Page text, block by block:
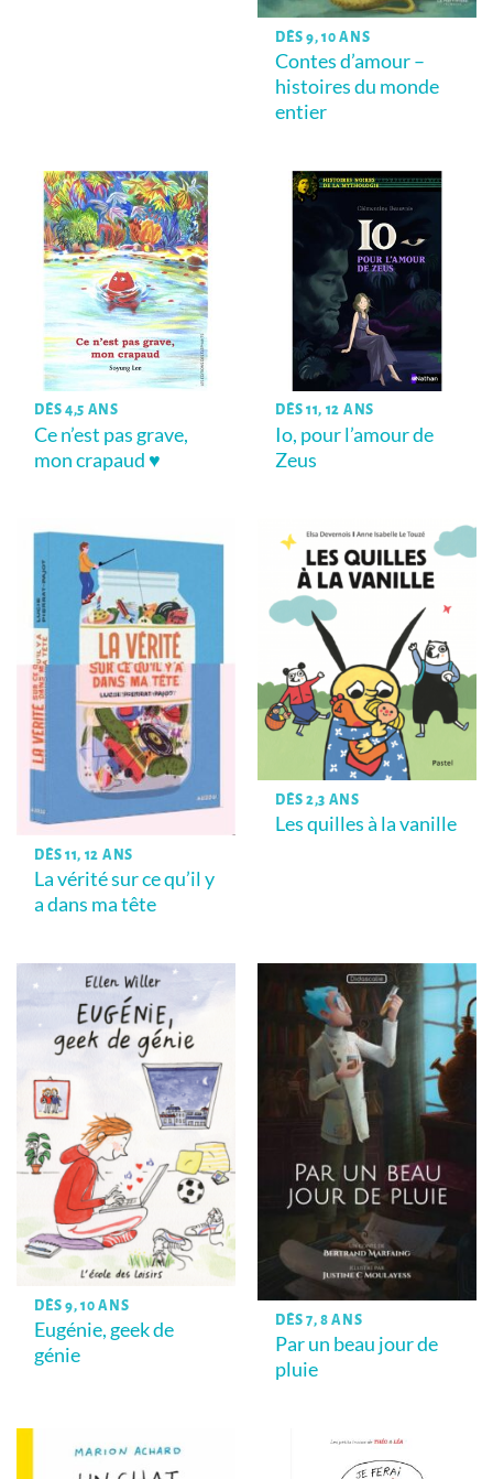
DÈS 9, 10 ANS
Contes d’amour –
histoires du monde
entier
DÈS 4,5 ANS
Ce n’est pas grave,
mon crapaud ♥
DÈS 11, 12 ANS
Io, pour l’amour de
Zeus
DÈS 11, 12 ANS
La vérité sur ce qu’il y
a dans ma tête
DÈS 2,3 ANS
Les quilles à la vanille
DÈS 9, 10 ANS
Eugénie, geek de
génie
DÈS 7, 8 ANS
Par un beau jour de
pluie